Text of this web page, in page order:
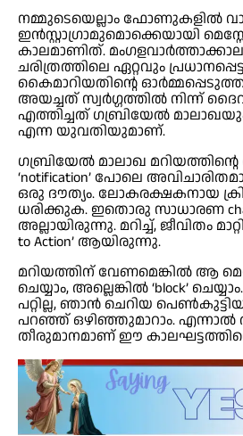
നമ്മുടെയെല്ലാം ഫോണുകളിൽ
ഇൻസ്റ്റാഗ്രാമുമൊക്കെയായി
കാലമാണിത്.
ചരിത്രത്തിലെ ഏറ്റവും
കൈമാറിയതിൻ്റെ
അയച്ചത് സ്വർഗ്ഗത്തിൽ നിന്ന്
എത്തിച്ചത് ഗബ്രിയേൽ മാലാഖയും
എന്ന യുവതിയുമാണ്.
ഗബ്രിയേൽ മാലാഖ
‘notification’ പോലെ
ഒരു ദൗത്യം. ലോകരക്ഷകനായ
ധരിക്കുക. ഇതൊരു സാധാരണ chat
അല്ലായിരുന്നു. മറിച്ച്, ജീവിതം
to Action’ ആയിരുന്നു.
മറിയത്തിന് വേണമെങ്കിൽ ആ
ചെയ്യാം, അല്ലെങ്കിൽ ‘block’
പറ്റില്ല, ഞാൻ ചെറിയ
പറഞ്ഞ് ഒഴിഞ്ഞുമാറാം.
തീരുമാനമാണ് ഈ